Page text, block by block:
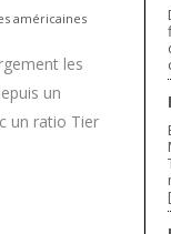
américaines
les
un
un ratio Tier